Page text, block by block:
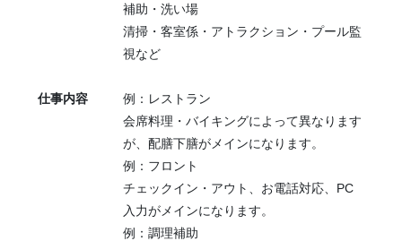
仕事内容
補助・洗い場
清掃・客室係・アトラクション・プール監
視など
例：レストラン
会席料理・バイキングによって異なります
が、配膳下膳がメインになります。
例：フロント
チェックイン・アウト、お電話対応、PC
入力がメインになります。
例：調理補助